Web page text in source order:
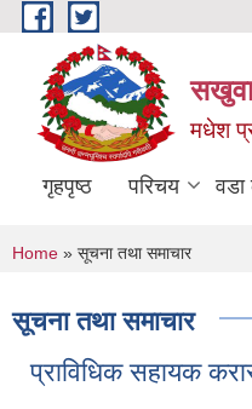
Skip to main content
सखुवा
मधेश
गृहपृष्ठ परिचय वडा
You are here
Home » सूचना तथा समाचार
सूचना तथा समाचार
प्राविधिक सहायक